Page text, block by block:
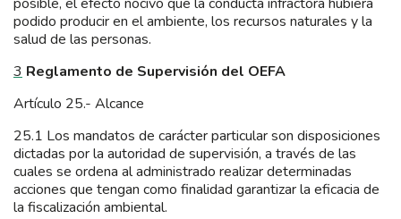
podido producir en el ambiente, los recursos naturales y la
salud de las personas.
3 Reglamento de Supervisión del OEFA
Artículo 25.- Alcance
25.1 Los mandatos de carácter particular son disposiciones
dictadas por la autoridad de supervisión, a través de las
cuales se ordena al administrado realizar determinadas
acciones que tengan como finalidad garantizar la eficacia de
la fiscalización ambiental.